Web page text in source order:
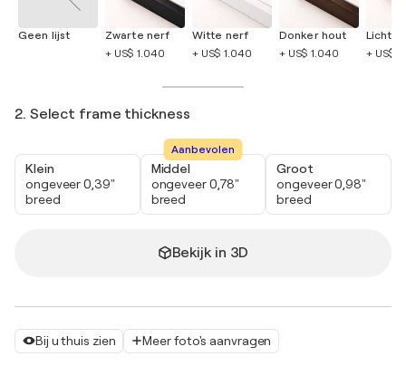
Bij u thuis zien Meer foto's aanvragen
Geen lijst
Zwarte nerf
+ US$ 1.040
Witte nerf
+ US$ 1.040
Donker hout
+ US$ 1.040
Licht
+ US$
2. Select frame thickness
Klein
ongeveer 0,39"
breed
Aanbevolen
Middel
ongeveer 0,78"
breed
Groot
ongeveer 0,98"
breed
Bekijk in 3D